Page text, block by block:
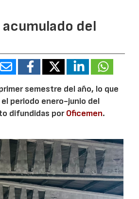
del
semestre del año, lo que
periodo enero-junio del
difundidas porOficemen.